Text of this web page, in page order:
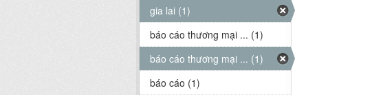
gia lai (1)
báo cáo thương mại ... (1)
báo cáo thương mại ... (1)
báo cáo (1)